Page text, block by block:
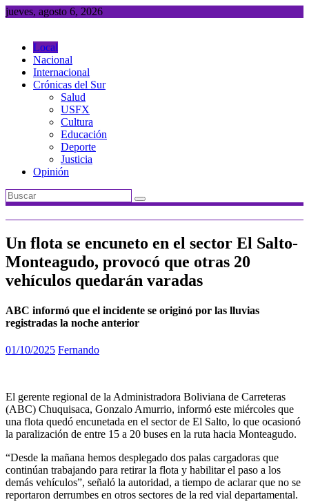
Saltar
jueves, agosto 6, 2026
Local
Nacional
Internacional
Crónicas del Sur
Salud
USFX
Cultura
Educación
Deporte
Justicia
Opinión
Un flota se encuneto en el sector El Salto-
Monteagudo, provocó que otras 20
vehículos quedarán varadas
ABC informó que el incidente se originó por las lluvias
registradas la noche anterior
01/10/2025 Fernando
El gerente regional de la Administradora Boliviana de Carreteras
(ABC) Chuquisaca, Gonzalo Amurrio, informó este miércoles que
una flota quedó encunetada en el sector de El Salto, lo que ocasionó
la paralización de entre 15 a 20 buses en la ruta hacia Monteagudo.
“Desde la mañana hemos desplegado dos palas cargadoras que
continúan trabajando para retirar la flota y habilitar el paso a los
demás vehículos”, señaló la autoridad, a tiempo de aclarar que no se
reportaron derrumbes en otros sectores de la red vial departamental.